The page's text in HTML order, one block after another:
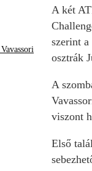
A két
szerint
osztrák
A
viszont
Első